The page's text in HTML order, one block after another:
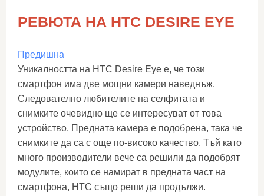
РЕВЮТА НА HTC DESIRE EYE
Предишна
Уникалността на HTC Desire Eye е, че този
смартфон има две мощни камери наведнъж.
Следователно любителите на селфитата и
снимките очевидно ще се интересуват от това
устройство. Предната камера е подобрена, така че
снимките да са с още по-високо качество. Тъй като
много производители вече са решили да подобрят
модулите, които се намират в предната част на
смартфона, HTC също реши да продължи.